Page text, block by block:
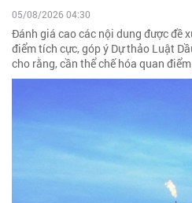
05/08/2026 04:30
Đánh giá cao các nội dung được đề
điểm tích cực, góp ý Dự thảo Luật
cho rằng, cần thể chế hóa quan